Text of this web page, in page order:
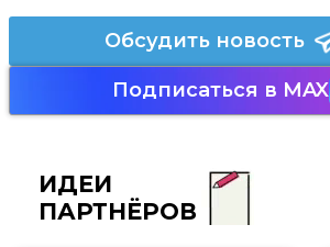
Обсудить новость
Подписаться в MAX
ИДЕИ
ПАРТНЁРОВ